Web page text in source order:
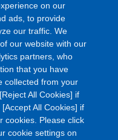
on our
ads, to provide
our traffic. We
our website with our
partners, who
that you have
collected from your
All Cookies] if
All Cookies] if
cookies. Please click
cookie settings on